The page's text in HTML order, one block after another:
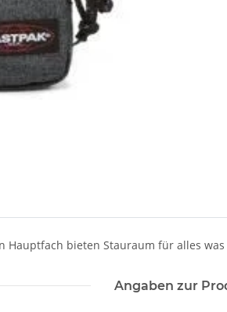
Hauptfach bieten Stauraum für alles
Angaben zur